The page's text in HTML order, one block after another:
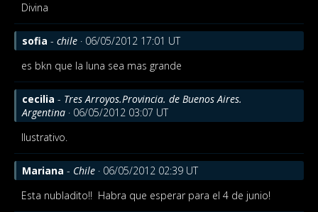
Divina
sofia - chile · 06/05/2012 17:01 UT
es bkn que la luna sea mas grande
cecilia - Tres Arroyos.Provincia. de Buenos Aires.
Argentina · 06/05/2012 03:07 UT
Ilustrativo.
Mariana - Chile · 06/05/2012 02:39 UT
Esta nubladito!! Habra que esperar para el 4 de junio!